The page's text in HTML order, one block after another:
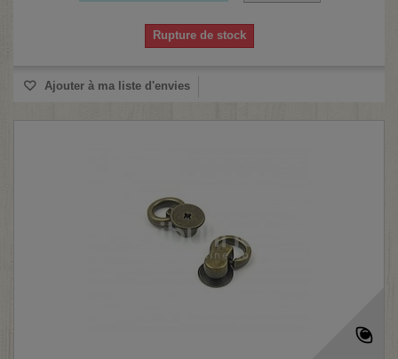
Rupture de stock
Ajouter à ma liste d'envies